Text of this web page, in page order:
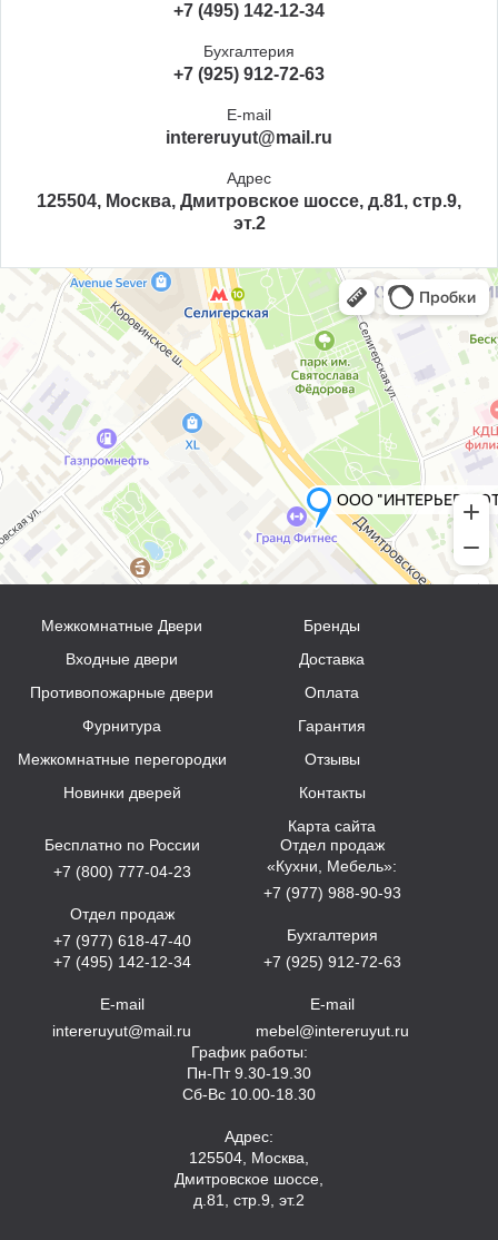
+7 (495) 142-12-34
Бухгалтерия
+7 (925) 912-72-63
E-mail
intereruyut@mail.ru
Адрес
125504, Москва, Дмитровское шоссе, д.81, стр.9,
эт.2
Межкомнатные Двери
Входные двери
Противопожарные двери
Фурнитура
Межкомнатные перегородки
Новинки дверей
Бренды
Доставка
Оплата
Гарантия
Отзывы
Контакты
Карта сайта
Бесплатно по России
+7 (800) 777-04-23
Отдел продаж
+7 (977) 618-47-40
+7 (495) 142-12-34
E-mail
intereruyut@mail.ru
Отдел продаж
«Кухни, Мебель»:
+7 (977) 988-90-93
Бухгалтерия
+7 (925) 912-72-63
E-mail
mebel@intereruyut.ru
График работы:
Пн-Пт 9.30-19.30
Сб-Вс 10.00-18.30
Адрес:
125504, Москва,
Дмитровское шоссе,
д.81, стр.9, эт.2